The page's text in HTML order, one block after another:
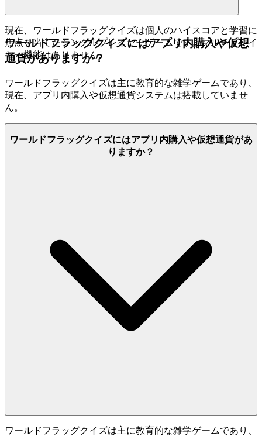
現在、ワールドフラッグクイズは個人のハイスコアと学習に
焦点を当てたシングルプレイヤーゲームです。マルチプレイ
ヤー機能はありません。
ワールドフラッグクイズにはアプリ内購入や仮想
通貨がありますか？
ワールドフラッグクイズは主に教育的な雑学ゲームであり、
現在、アプリ内購入や仮想通貨システムは搭載していませ
ん。
ワールドフラッグクイズにはアプリ内購入や仮想通貨があ
りますか？
ワールドフラッグクイズは主に教育的な雑学ゲームであり、